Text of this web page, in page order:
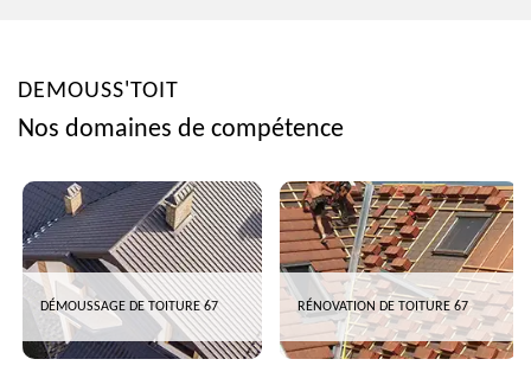
DEMOUSS'TOIT
Nos domaines de compétence
DÉMOUSSAGE DE TOITURE 67 RÉNOVATION DE TOITURE 67